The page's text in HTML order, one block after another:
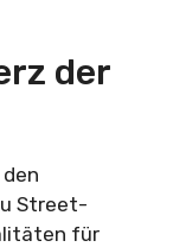
der
Street-
für